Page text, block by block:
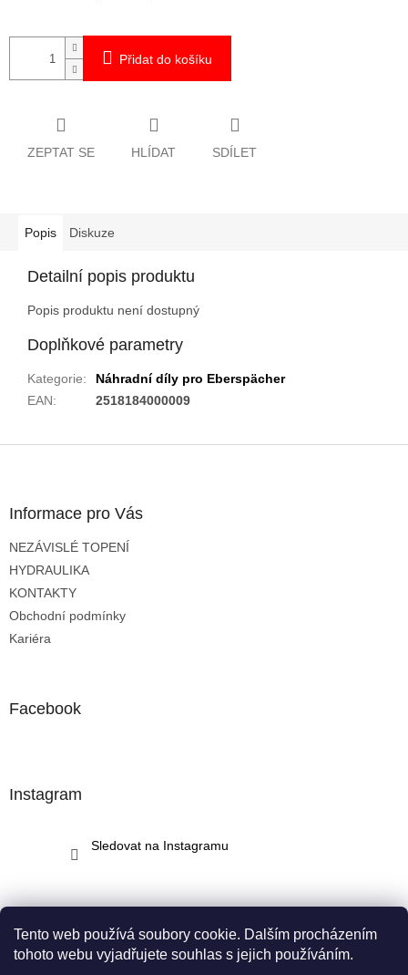
Tento web používá soubory cookie. Dalším procházením
tohoto webu vyjadřujete souhlas s jejich používáním.
Přidat do košíku
ZEPTAT SE HLÍDAT SDÍLET
Popis Diskuze
Detailní popis produktu
Popis produktu není dostupný
Doplňkové parametry
Kategorie:
Náhradní díly pro Eberspächer
EAN: 2518184000009
Informace pro Vás
NEZÁVISLÉ TOPENÍ
HYDRAULIKA
KONTAKTY
Obchodní podmínky
Kariéra
Facebook
Instagram
Sledovat na Instagramu